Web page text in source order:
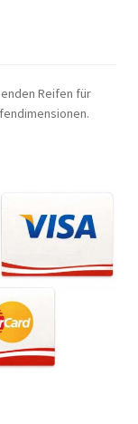
Reifen für